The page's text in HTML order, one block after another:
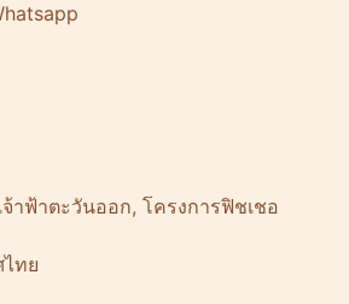
าฟ้าตะวันออก, โครงการฟิชเชอ
ไทย